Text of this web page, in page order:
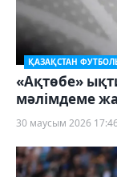
ҚАЗАҚСТАН
«Ақтөбе»
мәлімдеме
30 маусым 2026 17:46